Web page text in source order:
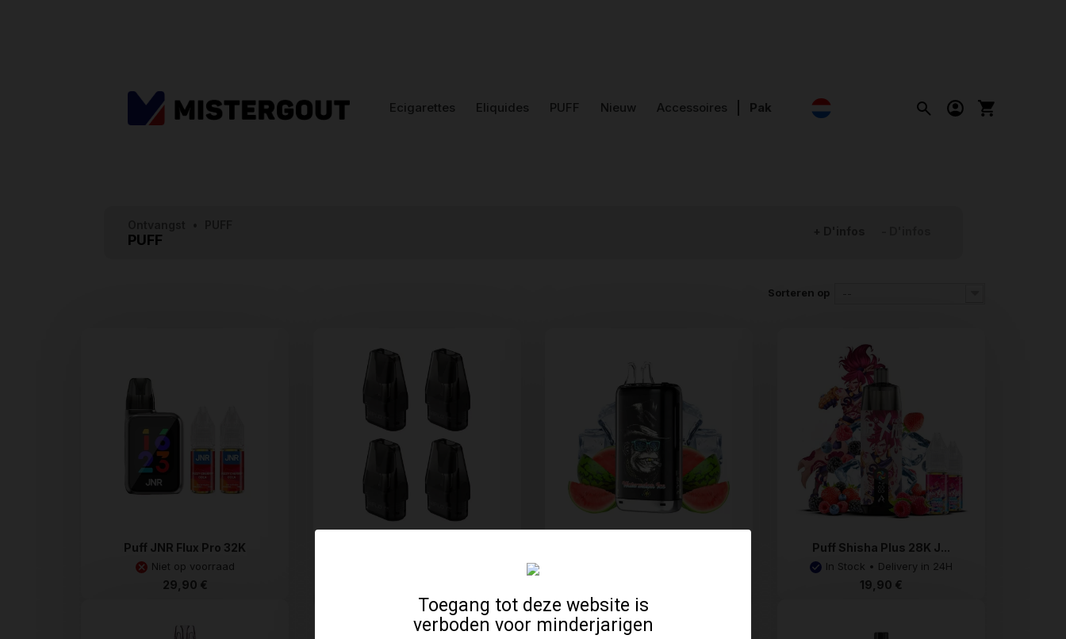
Toegang tot deze website is
verboden voor minderjarigen
Ecigarettes Eliquides PUFF Nieuw Accessoires Pak
PUFF
Sorteren op
Puff JNR Flux Pro 32K
Niet op voorraad
29,90 €
Puff Shisha Plus 28K J...
In Stock • Delivery in 24H
19,90 €